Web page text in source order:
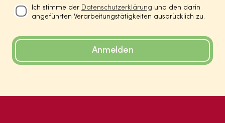
Ich stimme der Datenschutzerklärung und den darin
angeführten Verarbeitungstätigkeiten ausdrücklich zu.
Anmelden